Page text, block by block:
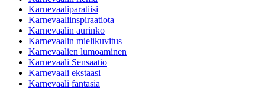
Karnevaaliparatiisi
Karnevaaliinspiraatiota
Karnevaalin aurinko
Karnevaalin mielikuvitus
Karnevaalien lumoaminen
Karnevaali Sensaatio
Karnevaali ekstaasi
Karnevaali fantasia